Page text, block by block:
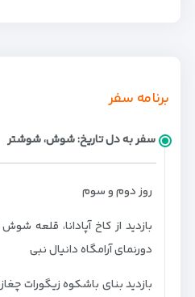
برنامه سفر
سفر به دل تاریخ: شوش، شوشتر
روز دوم و سوم
بازديد از کاخ آپادانا، قلعه
دورنمای آرامگاه دانیال نبی
بازديد بنای باشکوه زیگورات